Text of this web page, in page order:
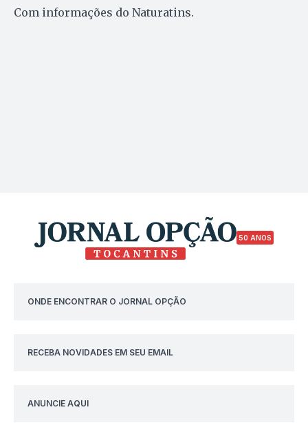
Com informações do Naturatins.
50 ANOS
ONDE ENCONTRAR O JORNAL OPÇÃO
RECEBA NOVIDADES EM SEU EMAIL
ANUNCIE AQUI